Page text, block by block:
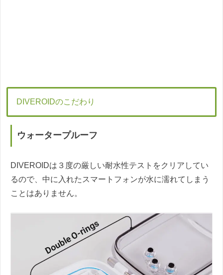
DIVEROIDのこだわり
ウォータープルーフ
DIVEROIDは３度の厳しい耐水性テストをクリアしてい
るので、中に入れたスマートフォンが水に濡れてしまう
ことはありません。